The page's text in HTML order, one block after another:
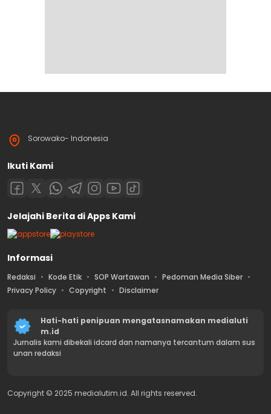
Sorowako- Indonesia
Ikuti Kami
Jelajahi Berita di Apps Kami
Informasi
Redaksi Kode Etik SOP Wartawan
Pedoman Media Siber
Privacy Policy
Copyright Disclaimer
Hati-hati penipuan mengatasnamakan medialuti
m.id
Jurnalis kami dibekali idcard dan namanya tercantum dalam sus
unan redaksi
Copyright © 2025 medialutim.id. All rights reserved.